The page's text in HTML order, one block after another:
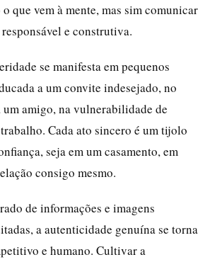
que vem à mente, mas sim comunicar
e construtiva.
se manifesta em pequenos
a um convite indesejado, no
um amigo, na vulnerabilidade de
Cada ato sincero é um tijolo
seja em um casamento, em
consigo mesmo.
de informações e imagens
a autenticidade genuína se torna
e humano. Cultivar a